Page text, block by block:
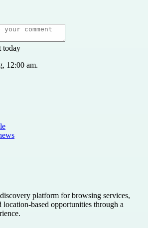
today
12:00 am.
platform for browsing services,
location-based opportunities through a